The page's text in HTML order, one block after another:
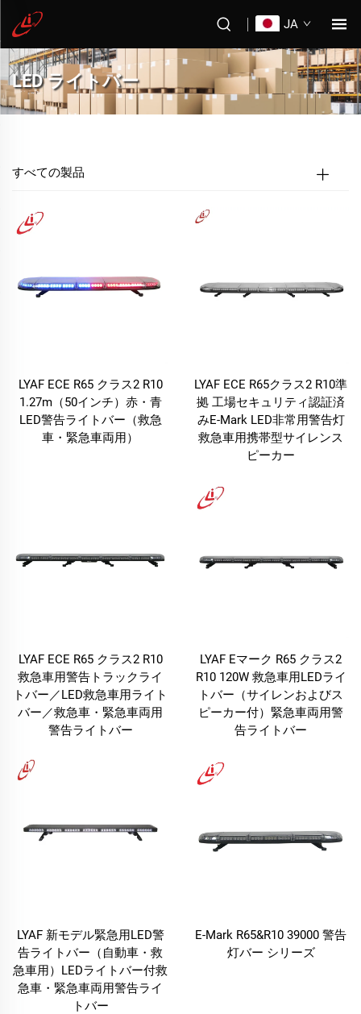
JA
LED ライトバー
すべての製品
LYAF ECE R65 クラス2 R10
1.27m（50インチ）赤・青
LED警告ライトバー（救急
車・緊急車両用）
LYAF ECE R65クラス2 R10準
拠 工場セキュリティ認証済
みE-Mark LED非常用警告灯
救急車用携帯型サイレンス
ピーカー
LYAF ECE R65 クラス2 R10
救急車用警告トラックライ
トバー／LED救急車用ライト
バー／救急車・緊急車両用
警告ライトバー
LYAF Eマーク R65 クラス2
R10 120W 救急車用LEDライ
トバー（サイレンおよびス
ピーカー付）緊急車両用警
告ライトバー
LYAF 新モデル緊急用LED警
告ライトバー（自動車・救
急車用）LEDライトバー付救
急車・緊急車両用警告ライ
トバー
E-Mark R65&R10 39000 警告
灯バー シリーズ